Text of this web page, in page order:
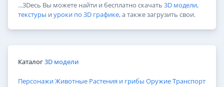
...3Dесь Вы можете найти и бесплатно скачать 3D модели,
текстуры и уроки по 3D графике, а также загрузить свои.
Каталог3D модели
ПерсонажиЖивотные Растения и грибы ОружиеТранспорт